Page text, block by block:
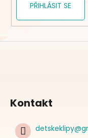
PŘIHLÁSIT SE
Kontakt
detskeklipy@